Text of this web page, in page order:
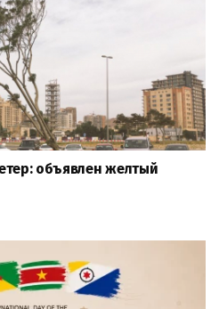
объявлен желтый